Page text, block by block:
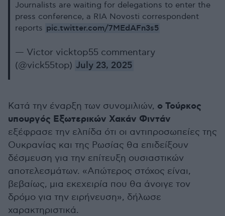
Journalists are waiting for delegations to enter the
press conference, a RIA Novosti correspondent
reports pic.twitter.com/7MEdAFn3s5
— Victor vicktop55 commentary
(@vick55top) July 23, 2025
Κατά την έναρξη των συνομιλιών, ο Τούρκος
υπουργός Εξωτερικών Χακάν Φιντάν
εξέφρασε την ελπίδα ότι οι αντιπροσωπείες της
Ουκρανίας και της Ρωσίας θα επιδείξουν
δέσμευση για την επίτευξη ουσιαστικών
αποτελεσμάτων. «Απώτερος στόχος είναι,
βεβαίως, μια εκεχειρία που θα άνοιγε τον
δρόμο για την ειρήνευση», δήλωσε
χαρακτηριστικά.